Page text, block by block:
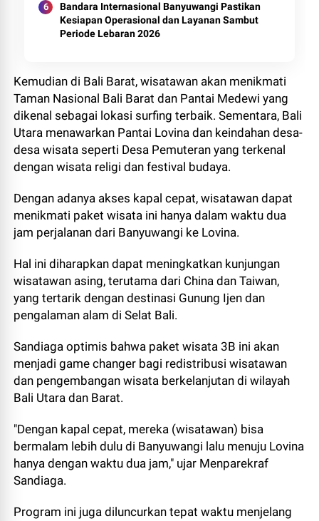
Bandara Internasional Banyuwangi Pastikan
Kesiapan Operasional dan Layanan Sambut
Periode Lebaran 2026
Kemudian di Bali Barat, wisatawan akan menikmati
Taman Nasional Bali Barat dan Pantai Medewi yang
dikenal sebagai lokasi surfing terbaik. Sementara, Bali
Utara menawarkan Pantai Lovina dan keindahan desa-
desa wisata seperti Desa Pemuteran yang terkenal
dengan wisata religi dan festival budaya.
Dengan adanya akses kapal cepat, wisatawan dapat
menikmati paket wisata ini hanya dalam waktu dua
jam perjalanan dari Banyuwangi ke Lovina.
Hal ini diharapkan dapat meningkatkan kunjungan
wisatawan asing, terutama dari China dan Taiwan,
yang tertarik dengan destinasi Gunung Ijen dan
pengalaman alam di Selat Bali.
Sandiaga optimis bahwa paket wisata 3B ini akan
menjadi game changer bagi redistribusi wisatawan
dan pengembangan wisata berkelanjutan di wilayah
Bali Utara dan Barat.
"Dengan kapal cepat, mereka (wisatawan) bisa
bermalam lebih dulu di Banyuwangi lalu menuju Lovina
hanya dengan waktu dua jam," ujar Menparekraf
Sandiaga.
Program ini juga diluncurkan tepat waktu menjelang